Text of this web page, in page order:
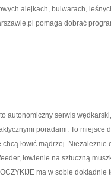
alejkach, bulwarach,
pomaga dobrać
autonomiczny serwis
poradami. To miejsce
łowić mądrzej.
łowienie na sztuczną
ma w sobie